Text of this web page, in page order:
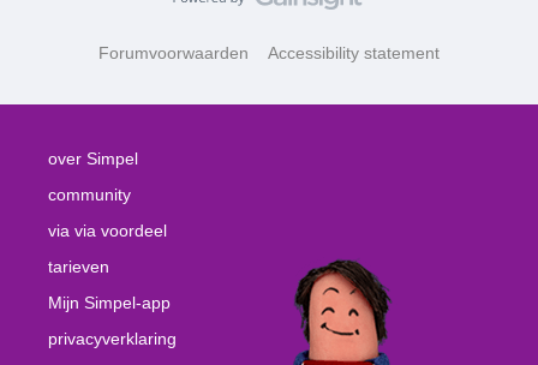
Forumvoorwaarden Accessibility statement
over Simpel
community
via via voordeel
tarieven
Mijn Simpel-app
privacyverklaring